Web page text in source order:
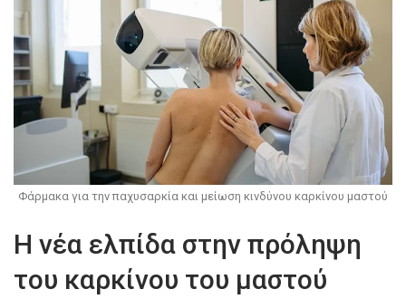
Φάρμακα για την παχυσαρκία και μείωση κινδύνου καρκίνου μαστού
Η νέα ελπίδα στην πρόληψη
του καρκίνου του μαστού